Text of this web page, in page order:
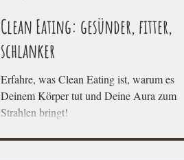
Clean Eating: gesünder, fitter,
schlanker
Erfahre, was Clean Eating ist, warum es
Deinem Körper tut und Deine Aura zum
Strahlen bringt!